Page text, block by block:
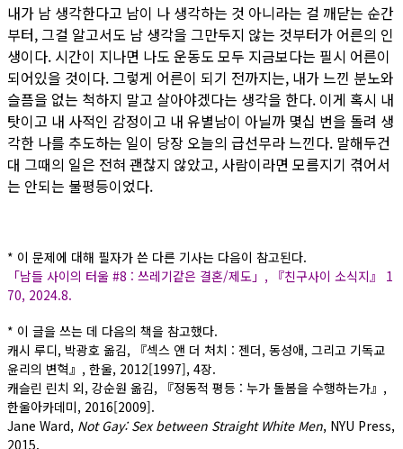
내가 남 생각한다고 남이 나 생각하는 것 아니라는 걸 깨닫는 순간
부터, 그걸 알고서도 남 생각을 그만두지 않는 것부터가 어른의 인
생이다. 시간이 지나면 나도 운동도 모두 지금보다는 필시 어른이
되어있을 것이다. 그렇게 어른이 되기 전까지는, 내가 느낀 분노와
슬픔을 없는 척하지 말고 살아야겠다는 생각을 한다. 이게 혹시 내
탓이고 내 사적인 감정이고 내 유별남이 아닐까 몇십 번을 돌려 생
각한 나를 추도하는 일이 당장 오늘의 급선무라 느낀다. 말해두건
대 그때의 일은 전혀 괜찮지 않았고, 사람이라면 모름지기 겪어서
는 안되는 불평등이었다.
* 이 문제에 대해 필자가 쓴 다른 기사는 다음이 참고된다.
「남들 사이의 터울 #8 : 쓰레기같은 결혼/제도」, 『친구사이 소식지』 1
70, 2024.8.
* 이 글을 쓰는 데 다음의 책을 참고했다.
캐시 루디, 박광호 옮김, 『섹스 앤 더 처치 : 젠더, 동성애, 그리고 기독교
윤리의 변혁』, 한울, 2012[1997], 4장.
캐슬린 린치 외, 강순원 옮김, 『정동적 평등 : 누가 돌봄을 수행하는가』,
한울아카데미, 2016[2009].
Jane Ward, Not Gay: Sex between Straight White Men, NYU Press,
2015.